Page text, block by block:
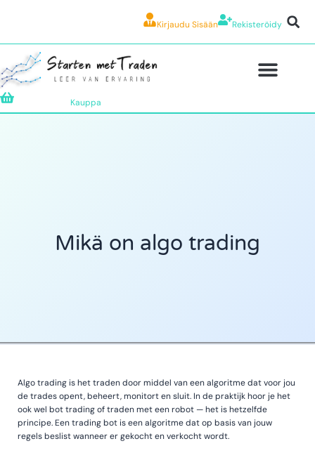
Kirjaudu Sisään Rekisteröidy
Kauppa
Mikä on algo trading
Algo trading is het traden door middel van een algoritme dat voor jou
de trades opent, beheert, monitort en sluit. In de praktijk hoor je het
ook wel bot trading of traden met een robot — het is hetzelfde
principe. Een trading bot is een algoritme dat op basis van jouw
regels beslist wanneer er gekocht en verkocht wordt.